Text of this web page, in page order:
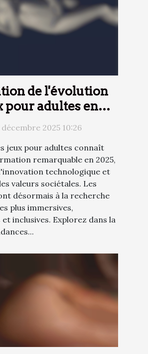
de l'évolution
pour adultes en
et
2025 10:26
jeux pour adultes connaît
remarquable en 2025,
technologique et
valeurs sociétales. Les
désormais à la recherche
plus immersives,
inclusives. Explorez dans la